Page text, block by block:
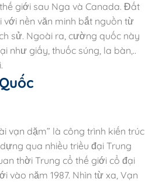
giới sau Nga và Canada. Đất
nền văn minh bắt nguồn từ
sử. Ngoài ra, cường quốc này
như giấy, thuốc súng, la bàn,..
vạn dặm” là công trình kiến trúc
qua nhiều triều đại Trung
thời Trung cổ thế giới cổ đại
vào năm 1987. Nhìn từ xa, Vạn